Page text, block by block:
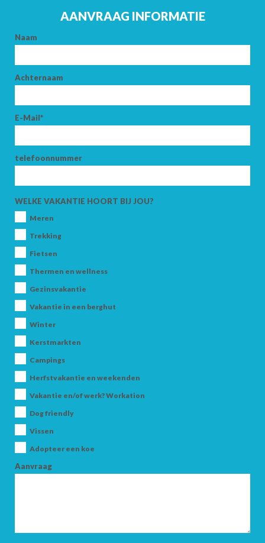
VERTREK
ZOEK
AANVRAAG INFORMATIE
Naam
Achternaam
E-Mail*
telefoonnummer
WELKE VAKANTIE HOORT BIJ JOU?
Meren
Trekking
Fietsen
Thermen en wellness
Gezinsvakantie
Vakantie in een berghut
Winter
Kerstmarkten
Campings
Herfstvakantie en weekenden
Vakantie en/of werk? Workation
Dog friendly
Vissen
Adopteer een koe
Aanvraag